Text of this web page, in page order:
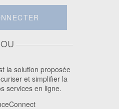
OU
la solution proposée
et simplifier la
services en ligne.